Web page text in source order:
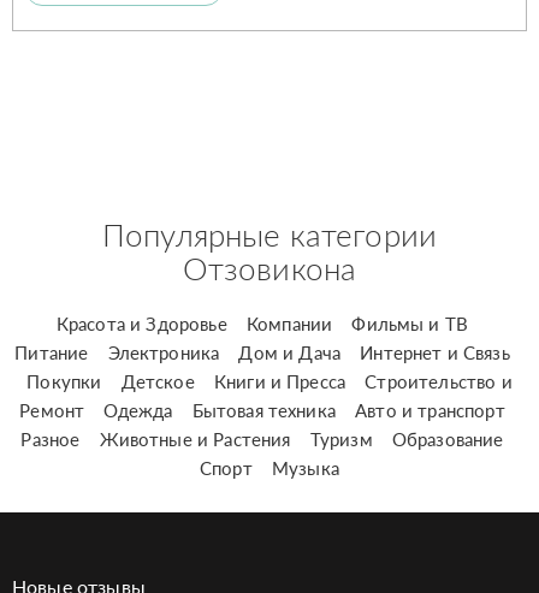
Популярные категории
Отзовикона
Красота и Здоровье Компании
Фильмы и ТВ
Питание
Электроника Дом и Дача
Интернет и Связь
Покупки
Детское Книги и Пресса
Строительство и
Ремонт
Одежда Бытовая техника
Авто и транспорт
Разное
Животные и Растения Туризм
Образование
Спорт
Музыка
Новые отзывы